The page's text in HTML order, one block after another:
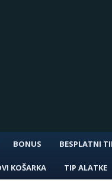
BONUS BESPLATNI
KOŠARKA TIP ALATKE